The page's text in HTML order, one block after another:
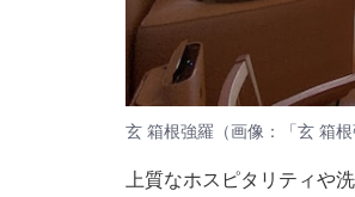
玄 箱根強羅（画像：「玄 箱
上質なホスピタリティや